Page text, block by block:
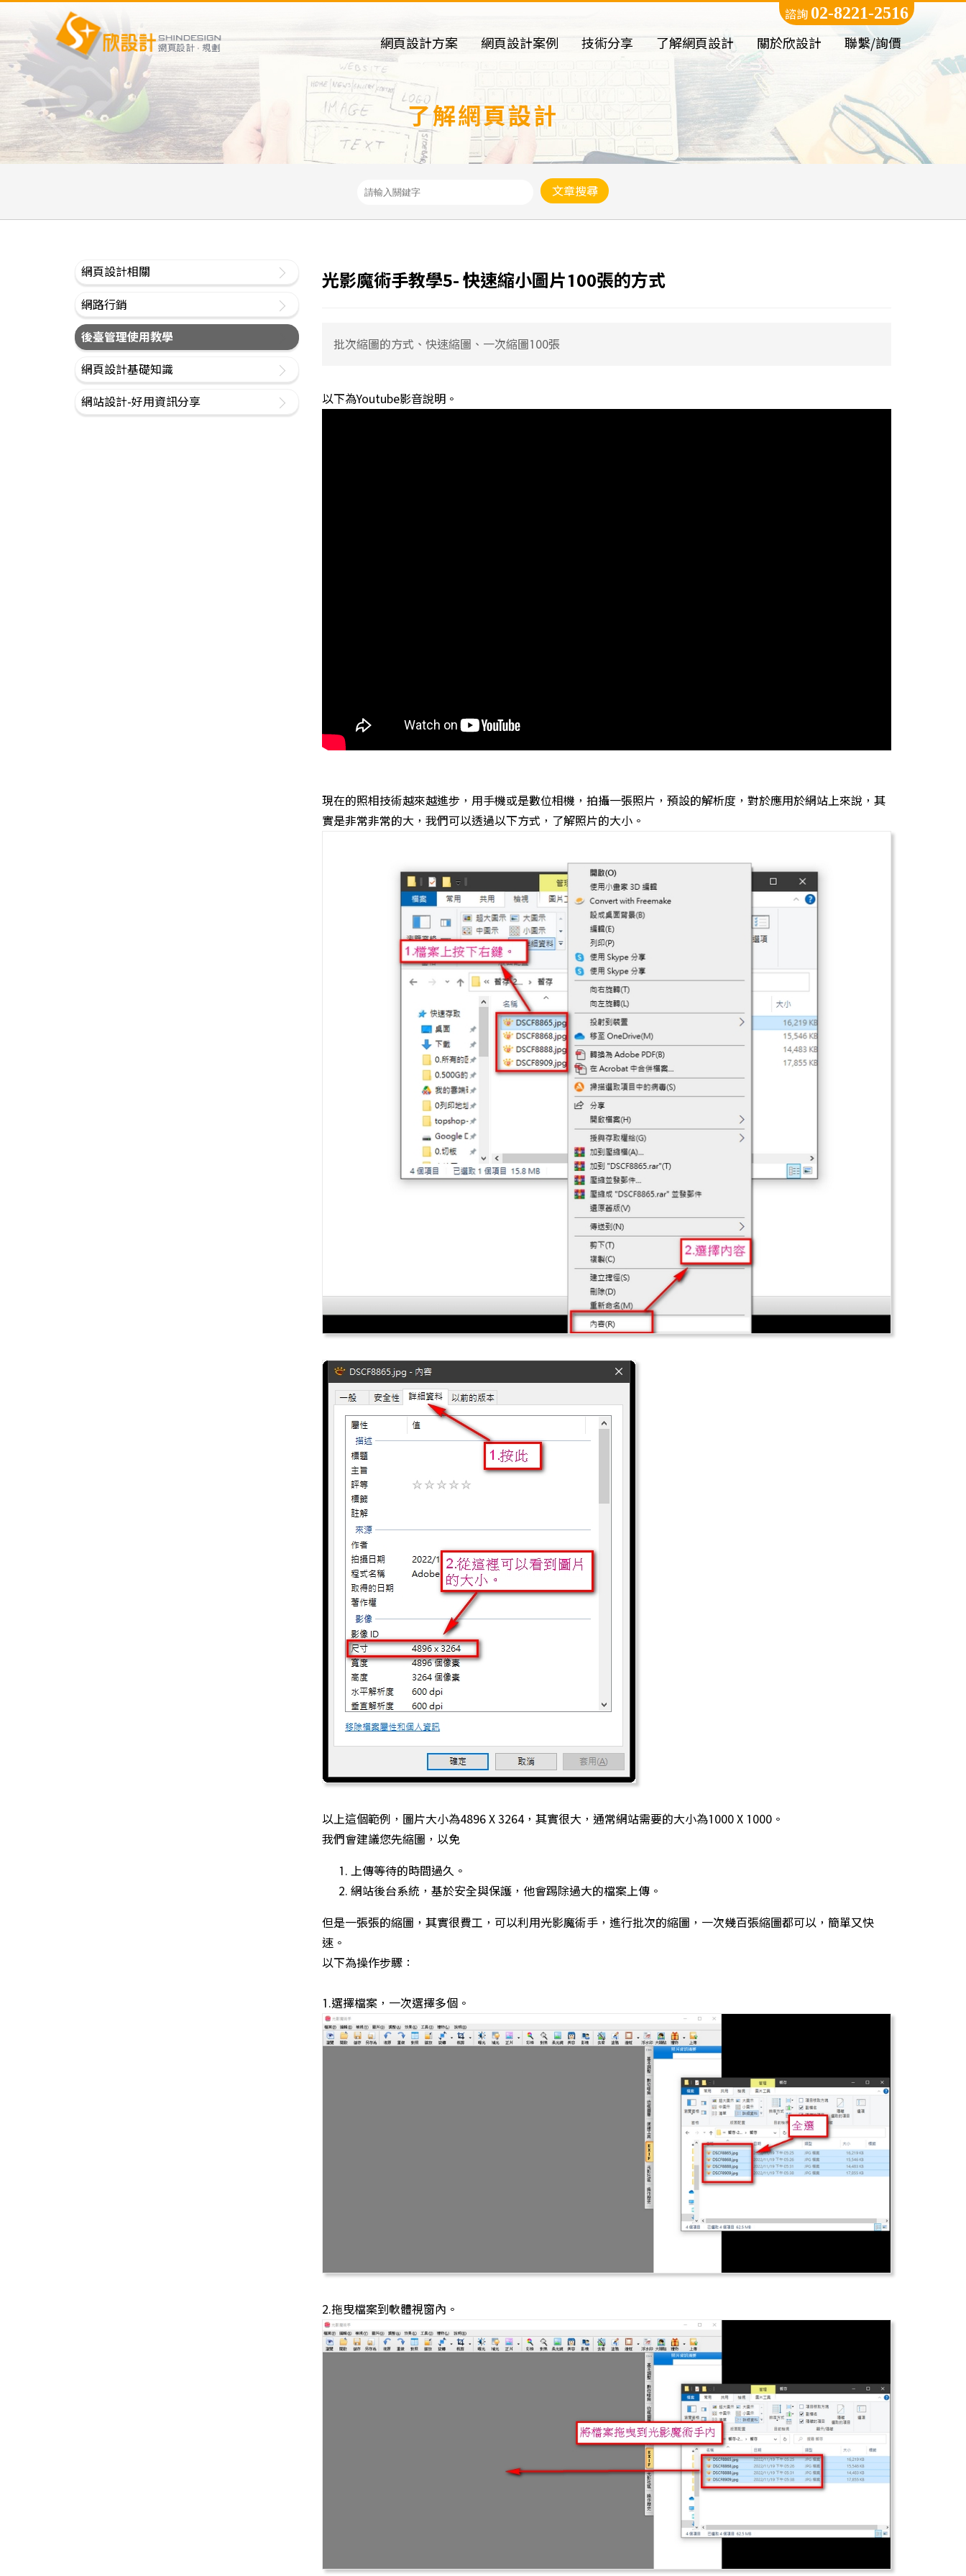
網頁設計方案 網頁設計案例 技術分享 了解網頁設計 關於欣設計 聯繫/詢價
諮詢 02-8221-2516
了解網頁設計
文章搜尋
網頁設計相關
網路行銷
後臺管理使用教學
網頁設計基礎知識
網站設計-好用資訊分享
光影魔術手教學5- 快速縮小圖片100張的方式
批次縮圖的方式、快速縮圖、一次縮圖100張
以下為Youtube影音說明。
現在的照相技術越來越進步，用手機或是數位相機，拍攝一張照片，預設的解析度，對於應用於網站上來說，其
實是非常非常的大，我們可以透過以下方式，了解照片的大小。
以上這個範例，圖片大小為4896 X 3264，其實很大，通常網站需要的大小為1000 X 1000。
我們會建議您先縮圖，以免
上傳等待的時間過久。
網站後台系統，基於安全與保護，他會踢除過大的檔案上傳。
但是一張張的縮圖，其實很費工，可以利用光影魔術手，進行批次的縮圖，一次幾百張縮圖都可以，簡單又快
速。
以下為操作步驟：
1.選擇檔案，一次選擇多個。
2.拖曳檔案到軟體視窗內。